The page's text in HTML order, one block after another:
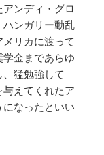
ンディ・グロ
ハンガリー動乱
リカに渡って
金まであらゆ
猛勉強して
与えてくれたア
になったといい